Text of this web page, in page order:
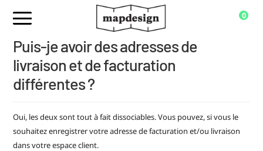
0
Puis-je avoir des adresses de
livraison et de facturation
différentes ?
Oui, les deux sont tout à fait dissociables. Vous pouvez, si vous le
souhaitez enregistrer votre adresse de facturation et/ou livraison
dans votre espace client.